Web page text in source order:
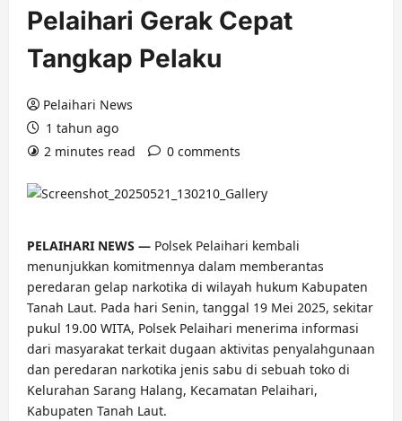
Pelaihari Gerak Cepat
Tangkap Pelaku
Pelaihari News
1 tahun ago
2 minutes read
0 comments
PELAIHARI NEWS — Polsek Pelaihari kembali
menunjukkan komitmennya dalam memberantas
peredaran gelap narkotika di wilayah hukum Kabupaten
Tanah Laut. Pada hari Senin, tanggal 19 Mei 2025, sekitar
pukul 19.00 WITA, Polsek Pelaihari menerima informasi
dari masyarakat terkait dugaan aktivitas penyalahgunaan
dan peredaran narkotika jenis sabu di sebuah toko di
Kelurahan Sarang Halang, Kecamatan Pelaihari,
Kabupaten Tanah Laut.